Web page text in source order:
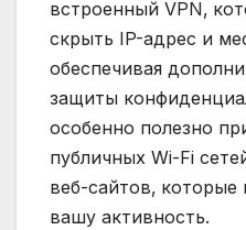
встроенный VPN‚
скрыть IP-адрес и
обеспечивая
защиты
особенно полезно
публичных Wi-Fi
веб-сайтов‚
вашу активность.